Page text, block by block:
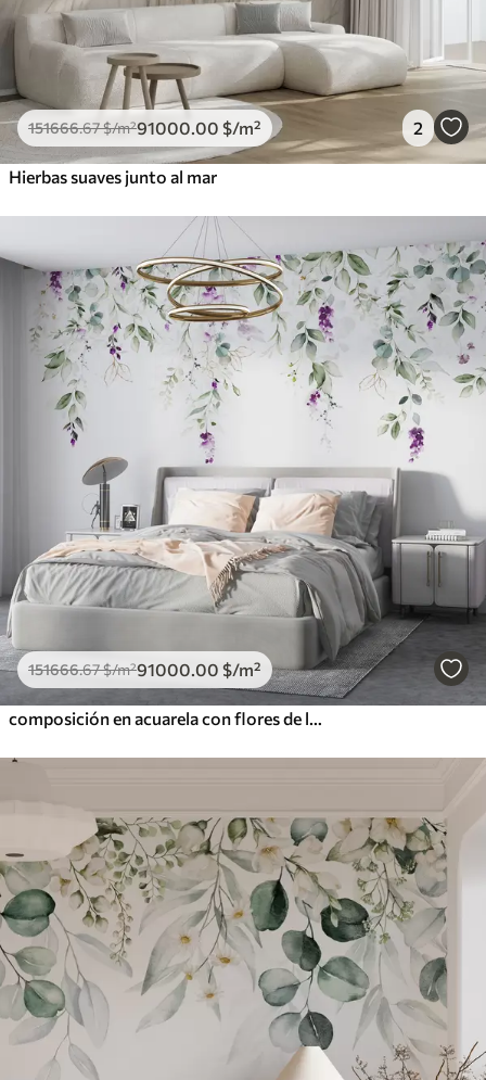
151666.67$/m²91000 .00 $/m² 2
Hierbas suaves junto al mar
151666.67$/m²91000 .00 $/m²